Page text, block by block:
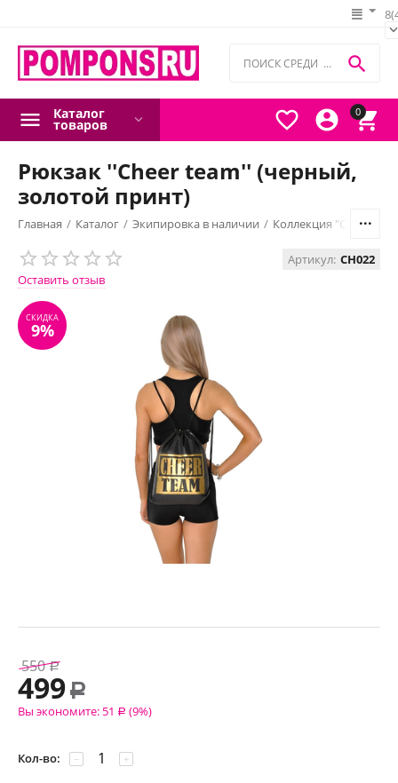
0




Каталог
товаров
Рюкзак ''Cheer team'' (черный,
золотой принт)
Главная / Каталог / Экипировка в наличии / Коллекция "Cheer
Оставить отзыв
Артикул: CH022
СКИДКА
9%
550 Р
499 Р
Вы экономите: 51 Р (9%)
Кол-во: +
−